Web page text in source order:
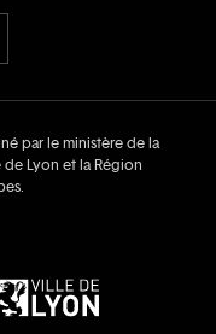
par le ministère de la
Lyon et la Région